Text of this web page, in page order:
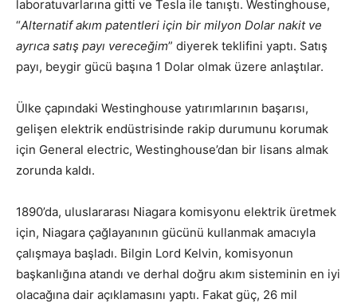
laboratuvarlarına gitti ve Tesla ile tanıştı. Westinghouse,
“Alternatif akım patentleri için bir milyon Dolar nakit ve
ayrıca satış payı vereceğim” diyerek teklifini yaptı. Satış
payı, beygir gücü başına 1 Dolar olmak üzere anlaştılar.
Ülke çapındaki Westinghouse yatırımlarının başarısı,
gelişen elektrik endüstrisinde rakip durumunu korumak
için General electric, Westinghouse’dan bir lisans almak
zorunda kaldı.
1890’da, uluslararası Niagara komisyonu elektrik üretmek
için, Niagara çağlayanının gücünü kullanmak amacıyla
çalışmaya başladı. Bilgin Lord Kelvin, komisyonun
başkanlığına atandı ve derhal doğru akım sisteminin en iyi
olacağına dair açıklamasını yaptı. Fakat güç, 26 mil